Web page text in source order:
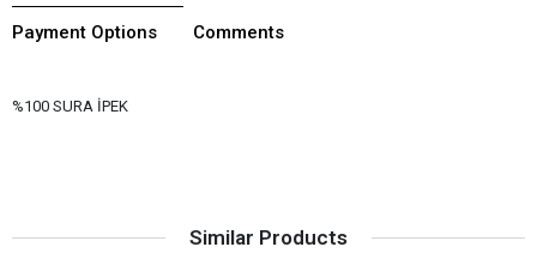
Payment Options Comments
%100 SURA İPEK
Similar Products